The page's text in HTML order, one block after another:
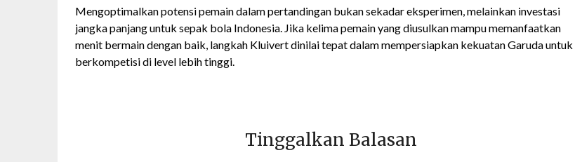
Mengoptimalkan potensi pemain dalam pertandingan bukan sekadar eksperimen, melainkan investasi
jangka panjang untuk sepak bola Indonesia. Jika kelima pemain yang diusulkan mampu memanfaatkan
menit bermain dengan baik, langkah Kluivert dinilai tepat dalam mempersiapkan kekuatan Garuda untuk
berkompetisi di level lebih tinggi.
Tinggalkan Balasan